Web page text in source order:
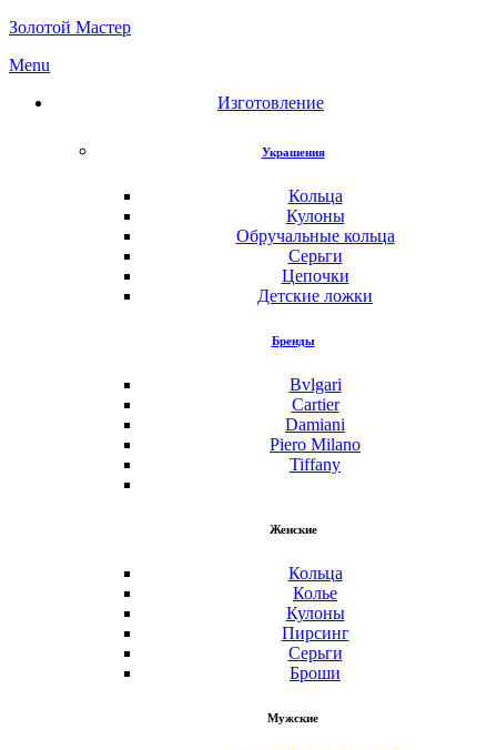
Золотой Мастер
Menu
Изготовление
Украшения
Кольца
Кулоны
Обручальные кольца
Серьги
Цепочки
Детские ложки
Бренды
Bvlgari
Cartier
Damiani
Piero Milano
Tiffany
Женские
Кольца
Колье
Кулоны
Пирсинг
Серьги
Броши
Мужские